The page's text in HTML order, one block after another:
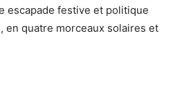
escapade festive et politique
en quatre morceaux solaires et